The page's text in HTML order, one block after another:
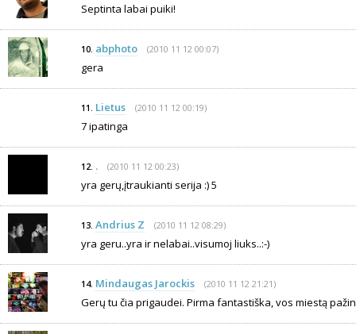
Septinta labai puiki!
10. abphoto (2010 11 12 00:07)
gera
11. Lietus (2010 11 12 00:19)
7 ipatinga
12. . (2010 11 12 00:23)
yra gerų,įtraukianti serija :) 5
13. Andrius Z (2010 11 12 08:29)
yra geru..yra ir nelabai..visumoj liuks..:-)
14. Mindaugas Jarockis (2010 11 12 21:21)
Gerų tu čia prigaudei. Pirma fantastiška, vos miestą